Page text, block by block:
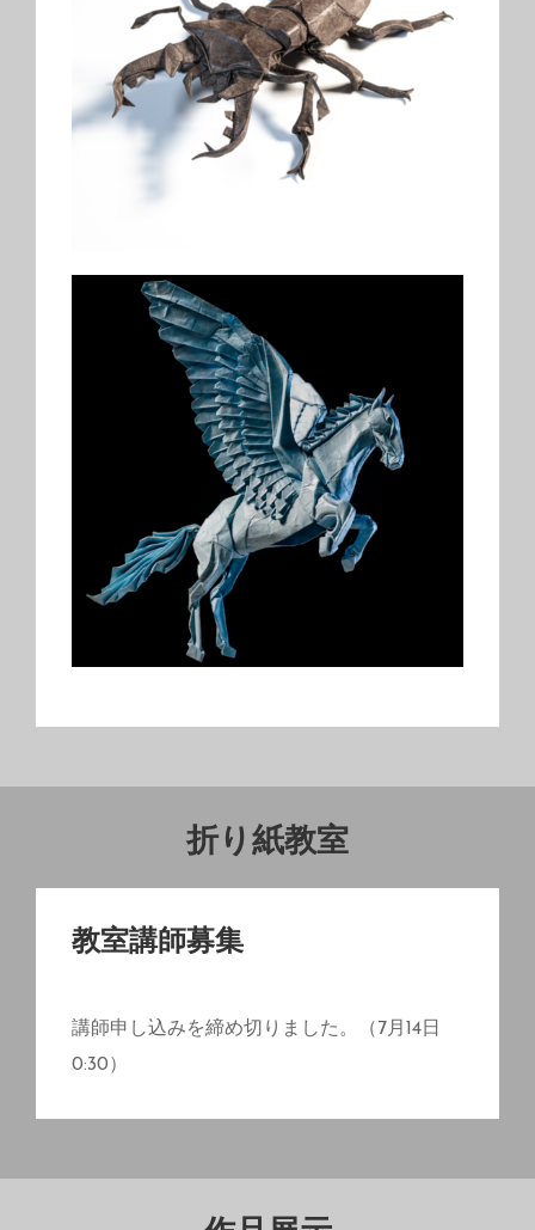
折り紙教室
教室講師募集
講師申し込みを締め切りました。（7月14日
0:30）